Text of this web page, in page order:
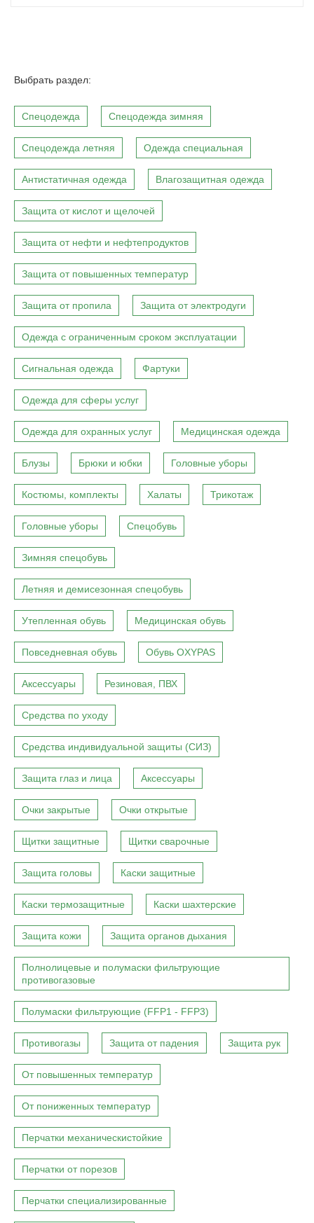
Выбрать раздел:
Спецодежда Спецодежда зимняя
Спецодежда летняя Одежда специальная
Антистатичная одежда Влагозащитная одежда
Защита от кислот и щелочей
Защита от нефти и нефтепродуктов
Защита от повышенных температур
Защита от пропила Защита от электродуги
Одежда с ограниченным сроком эксплуатации
Сигнальная одежда Фартуки
Одежда для сферы услуг
Одежда для охранных услуг Медицинская одежда
Блузы Брюки и юбки Головные уборы
Костюмы, комплекты Халаты Трикотаж
Головные уборы Спецобувь
Зимняя спецобувь
Летняя и демисезонная спецобувь
Утепленная обувь Медицинская обувь
Повседневная обувь Обувь OXYPAS
Аксессуары Резиновая, ПВХ
Средства по уходу
Средства индивидуальной защиты (СИЗ)
Защита глаз и лица Аксессуары
Очки закрытые Очки открытые
Щитки защитные Щитки сварочные
Защита головы Каски защитные
Каски термозащитные Каски шахтерские
Защита кожи Защита органов дыхания
Полнолицевые и полумаски фильтрующие
противогазовые
Полумаски фильтрующие (FFP1 - FFP3)
Противогазы Защита от падения Защита рук
От повышенных температур
От пониженных температур
Перчатки механическистойкие
Перчатки от порезов
Перчатки специализированные